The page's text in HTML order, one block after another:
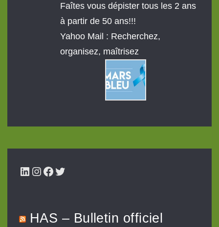
Faîtes vous dépister tous les 2 ans
à partir de 50 ans!!!
Yahoo Mail : Recherchez,
organisez, maîtrisez
LinkedIn
Instagram
Facebook
Twitter
HAS – Bulletin officiel